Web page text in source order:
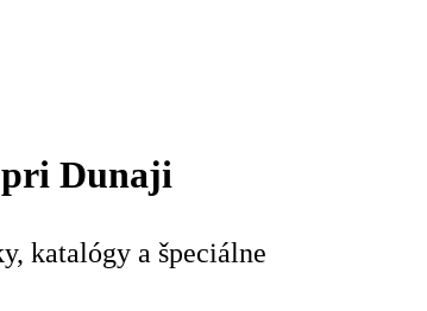
pri Dunaji
katalógy a špeciálne